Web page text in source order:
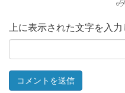
上に表示された文字を入力